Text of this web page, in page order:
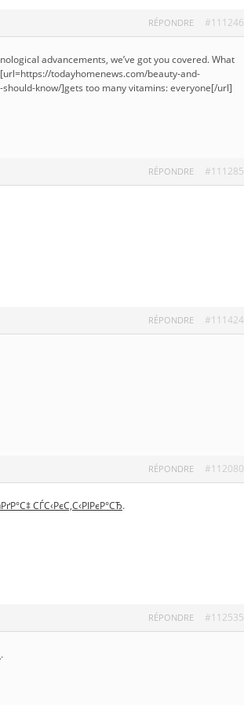
#111246
RÉPONDRE
advancements, we’ve got you covered. What
todayhomenews.com/beauty-and-
know/]gets too many vitamins: everyone[/url]
#111285
RÉPONDRE
#111424
RÉPONDRE
#112080
RÉPONDRE
СЃС‹РєС‚С‹РІРєР°СЂ.
#112535
RÉPONDRE
.